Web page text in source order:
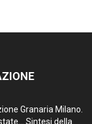
Granaria Milano.
Sintesi della